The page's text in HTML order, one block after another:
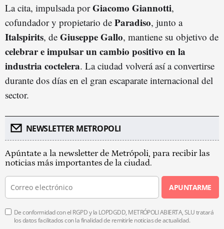
La cita, impulsada porGiacomo Giannotti,
cofundador y propietario de Paradiso, junto a
Italspirits, de Giuseppe Gallo, mantiene su objetivo de
celebrar e impulsar un cambio positivo en la
industria coctelera. La ciudad volverá así a convertirse
durante dos días en el gran escaparate internacional del
sector.
NEWSLETTER METROPOLI
Apúntate a la newsletter de Metrópoli, para recibir las
noticias más importantes de la ciudad.
APUNTARME
De conformidad con el RGPD y la LOPDGDD, METRÓPOLI ABIERTA, SLU tratará
los datos facilitados con la finalidad de remitirle noticias de actualidad.